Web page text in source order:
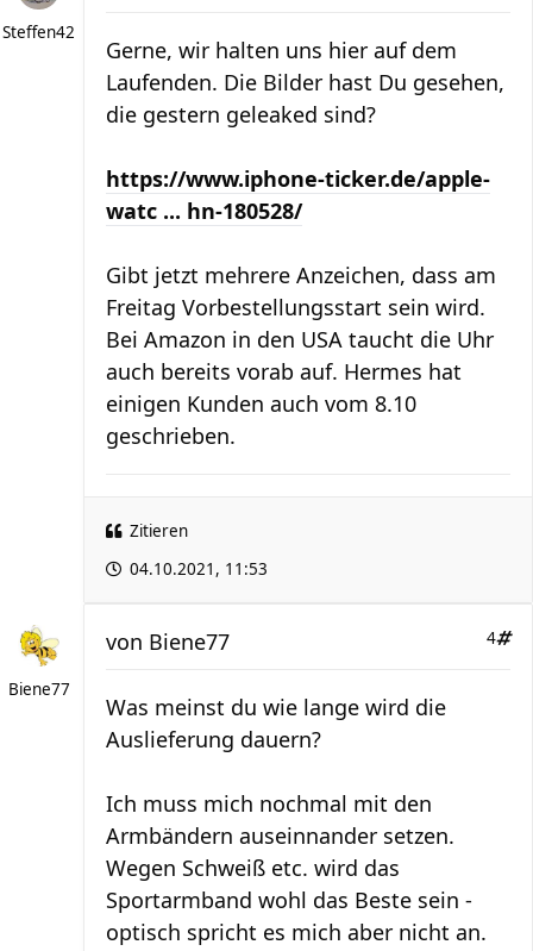
Steffen42
Gerne, wir halten uns hier auf dem
Laufenden. Die Bilder hast Du gesehen,
die gestern geleaked sind?
https://www.iphone-ticker.de/apple-
watc ... hn-180528/
Gibt jetzt mehrere Anzeichen, dass am
Freitag Vorbestellungsstart sein wird.
Bei Amazon in den USA taucht die Uhr
auch bereits vorab auf. Hermes hat
einigen Kunden auch vom 8.10
geschrieben.
Zitieren
04.10.2021, 11:53
Biene77
4
von Biene77
Was meinst du wie lange wird die
Auslieferung dauern?
Ich muss mich nochmal mit den
Armbändern auseinnander setzen.
Wegen Schweiß etc. wird das
Sportarmband wohl das Beste sein -
optisch spricht es mich aber nicht an.